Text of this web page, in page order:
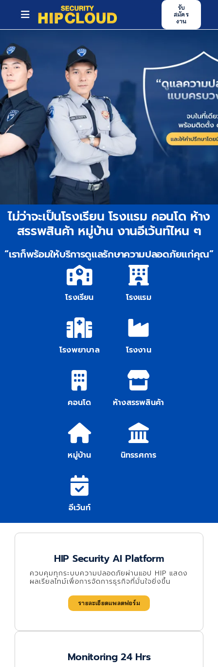
content
Toggle
หน้าหลัก
บริการของเรา
ศูนย์ฝึกอบรม
ข่าวสารและกิจกรรม
บทความ
ร่วมงานกับเรา
ติดต่อเรา
รับ
สมัคร
งาน
ไม่ว่าจะเป็นโรงเรียน โรงแรม คอนโด ห้าง
สรรพสินค้า หมู่บ้าน งานอีเว้นท์ไหน ๆ
“เราก็พร้อมให้บริการดูแลรักษาความปลอดภัยแก่คุณ”
โรงเรียน โรงแรม
โรงพยาบาล โรงงาน
คอนโด ห้างสรรพสินค้า
หมู่บ้าน นิทรรศการ
อีเว้นท์
HIP Security AI Platform
ควบคุมทุกระบบความปลอดภัยผ่านแอป HIP แสดง
ผลเรียลไทม์เพื่อการจัดการธุรกิจที่มั่นใจยิ่งขึ้น
รายละเอียดแพลตฟอร์ม
Monitoring 24 Hrs